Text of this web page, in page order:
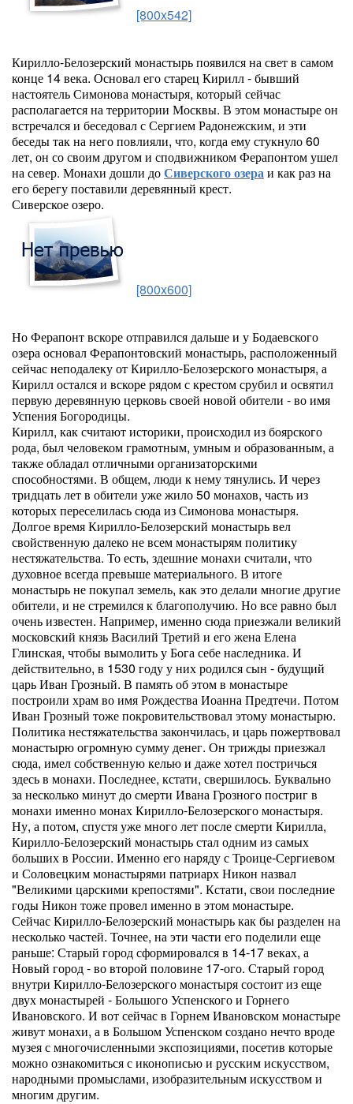
[800x542]
Кирилло-Белозерский монастырь появился на свет в самом
конце 14 века. Основал его старец Кирилл - бывший
настоятель Симонова монастыря, который сейчас
располагается на территории Москвы. В этом монастыре он
встречался и беседовал с Сергием Радонежским, и эти
беседы так на него повлияли, что, когда ему стукнуло 60
лет, он со своим другом и сподвижником Ферапонтом ушел
на север. Монахи дошли доСиверского озераи как раз на
его берегу поставили деревянный крест.
Сиверское озеро.
[800x600]
Но Ферапонт вскоре отправился дальше и у Бодаевского
озера основал Ферапонтовский монастырь, расположенный
сейчас неподалеку от Кирилло-Белозерского монастыря, а
Кирилл остался и вскоре рядом с крестом срубил и освятил
первую деревянную церковь своей новой обители - во имя
Успения Богородицы.
Кирилл, как считают историки, происходил из боярского
рода, был человеком грамотным, умным и образованным, а
также обладал отличными организаторскими
способностями. В общем, люди к нему тянулись. И через
тридцать лет в обители уже жило 50 монахов, часть из
которых переселилась сюда из Симонова монастыря.
Долгое время Кирилло-Белозерский монастырь вел
свойственную далеко не всем монастырям политику
нестяжательства. То есть, здешние монахи считали, что
духовное всегда превыше материального. В итоге
монастырь не покупал земель, как это делали многие другие
обители, и не стремился к благополучию. Но все равно был
очень известен. Например, именно сюда приезжали великий
московский князь Василий Третий и его жена Елена
Глинская, чтобы вымолить у Бога себе наследника. И
действительно, в 1530 году у них родился сын - будущий
царь Иван Грозный. В память об этом в монастыре
построили храм во имя Рождества Иоанна Предтечи. Потом
Иван Грозный тоже покровительствовал этому монастырю.
Политика нестяжательства закончилась, и царь пожертвовал
монастырю огромную сумму денег. Он трижды приезжал
сюда, имел собственную келью и даже хотел постричься
здесь в монахи. Последнее, кстати, свершилось. Буквально
за несколько минут до смерти Ивана Грозного постриг в
монахи именно монах Кирилло-Белозерского монастыря.
Ну, а потом, спустя уже много лет после смерти Кирилла,
Кирилло-Белозерский монастырь стал одним из самых
больших в России. Именно его наряду с Троице-Сергиевом
и Соловецким монастырями патриарх Никон назвал
"Великими царскими крепостями". Кстати, свои последние
годы Никон тоже провел именно в этом монастыре.
Сейчас Кирилло-Белозерский монастырь как бы разделен на
несколько частей. Точнее, на эти части его поделили еще
раньше: Старый город сформировался в 14-17 веках, а
Новый город - во второй половине 17-ого. Старый город
внутри Кирилло-Белозерского монастыря состоит из еще
двух монастырей - Большого Успенского и Горнего
Ивановского. И вот сейчас в Горнем Ивановском монастыре
живут монахи, а в Большом Успенском создано нечто вроде
музея с многочисленными экспозициями, посетив которые
можно ознакомиться с иконописью и русским искусством,
народными промыслами, изобразительным искусством и
многим другим.